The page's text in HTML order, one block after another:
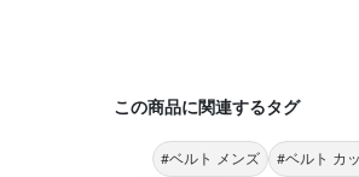
この商品に関連するタグ
#ベルト メンズ #ベルト カ